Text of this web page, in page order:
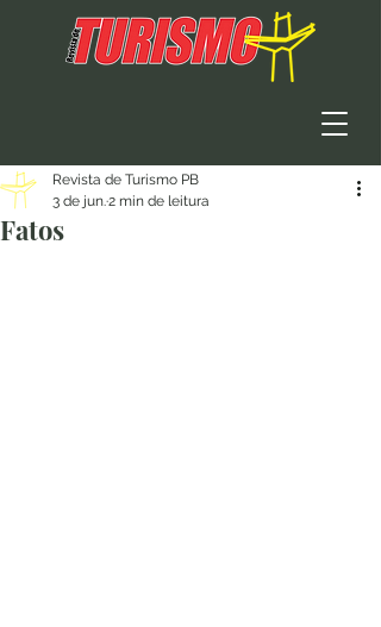
Fatos
Revista de Turismo PB
3 de jun.2 min de leitura